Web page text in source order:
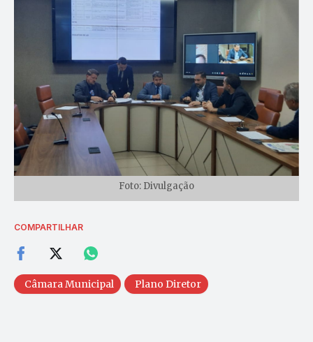
Foto: Divulgação
COMPARTILHAR
Câmara Municipal Plano Diretor